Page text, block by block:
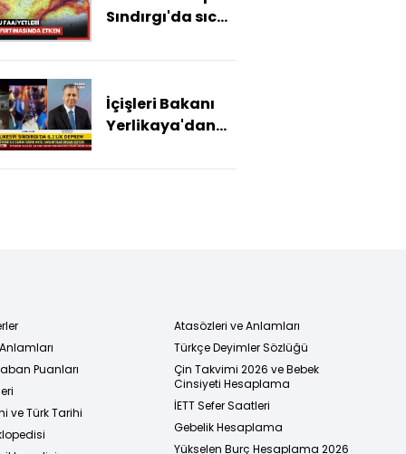
Sındırgı'da sıcak
faaliyetleri
fırtınasında
etken
İçişleri Bakanı
Yerlikaya'dan
Puanları
ve Türk Tarihi
Atasözleri ve Anlamları
Türkçe Deyimler Sözlüğü
Çin Takvimi 2026 ve Bebek
Cinsiyeti Hesaplama
İETT Sefer Saatleri
Gebelik Hesaplama
Yükselen Burç Hesaplama 2026